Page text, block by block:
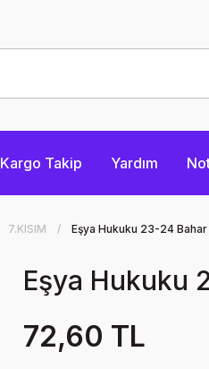
Kargo Takip Yardım
7.KISIM Eşya Hukuku 23-24 Bahar
Eşya Hukuku
72,60 TL